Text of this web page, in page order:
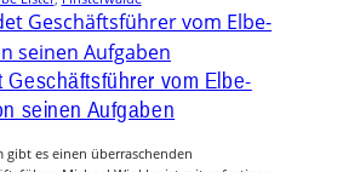
vom Elbe-
seinen Aufgaben
gibt es einen überraschenden